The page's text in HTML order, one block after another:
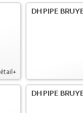
DH PIPE
DH PIPE